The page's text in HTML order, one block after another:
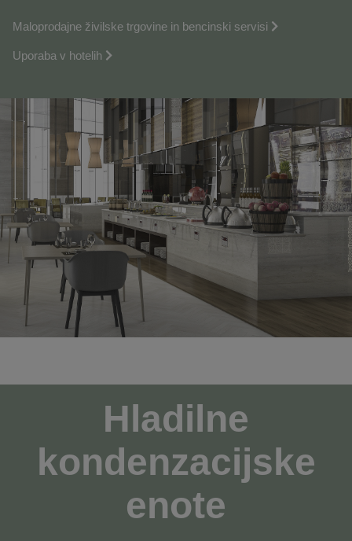
Maloprodajne živilske trgovine in bencinski servisi
Uporaba v hotelih
Hladilne
kondenzacijske
enote